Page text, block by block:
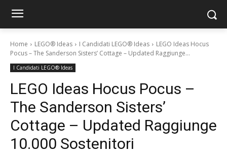
Home LEGO® Ideas I Candidati LEGO® Ideas
LEGO Ideas Hocus
Pocus – The Sanderson Sisters’ Cottage – Updated Raggiunge...
I Candidati LEGO® Ideas
LEGO Ideas Hocus Pocus –
The Sanderson Sisters’
Cottage – Updated Raggiunge
10.000 Sostenitori